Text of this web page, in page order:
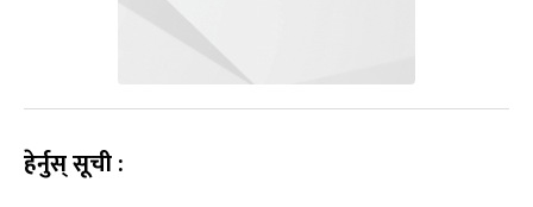
हेर्नुस् सूची :